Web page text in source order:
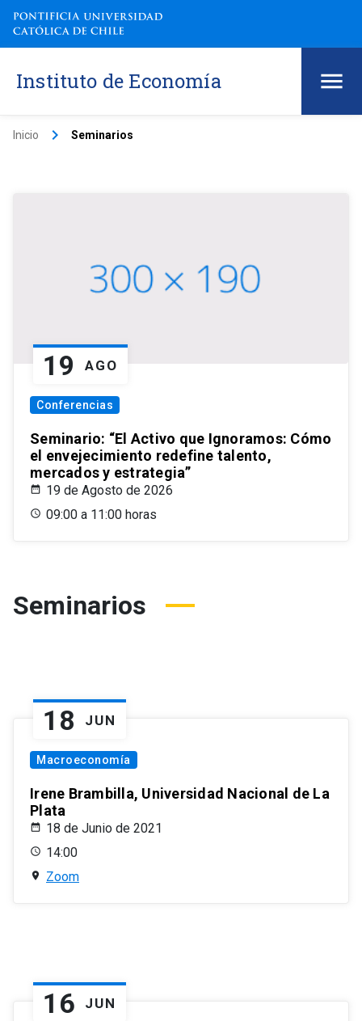
Instituto de Economía
Inicio keyboard_arrow_right Seminarios
19 AGO
Conferencias
Seminario: “El Activo que Ignoramos: Cómo
el envejecimiento redefine talento,
mercados y estrategia”
19 de Agosto de 2026
09:00 a 11:00 horas
Seminarios
18 JUN
Macroeconomía
Irene Brambilla, Universidad Nacional de La
Plata
18 de Junio de 2021
14:00
Zoom
16 JUN